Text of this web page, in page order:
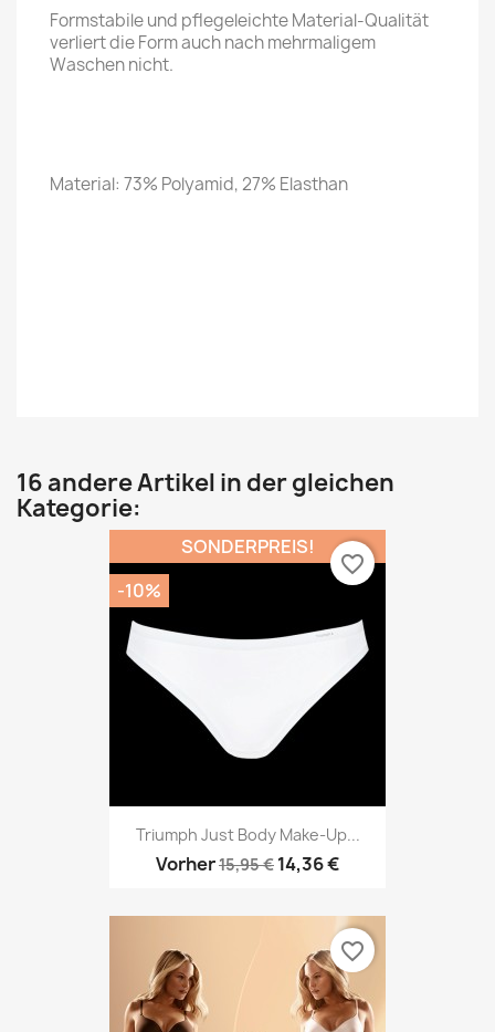
Formstabile und pflegeleichte Material-Qualität
verliert die Form auch nach mehrmaligem
Waschen nicht.
Material: 73% Polyamid, 27% Elasthan
16 andere Artikel in der gleichen
Kategorie:
Triumph Just Body Make-Up...
Vorher15,95 € 14,36 €
SONDERPREIS!
-10%
favorite_border
favorite_border